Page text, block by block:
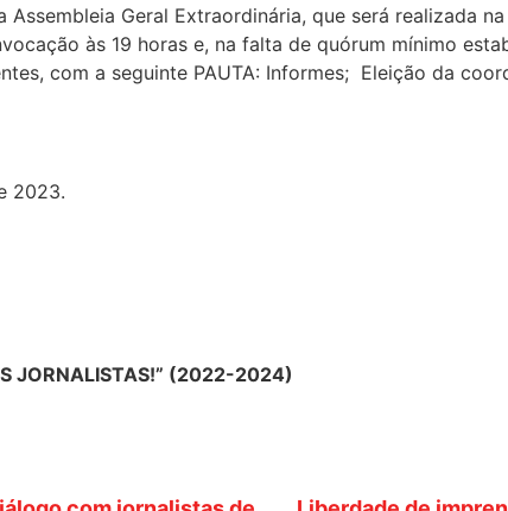
Assembleia Geral Extraordinária, que será realizada
às 19 horas e, na falta de quórum mínimo
com a seguinte PAUTA: Informes; Eleição da
2023.
JORNALISTAS!” (2022-2024)